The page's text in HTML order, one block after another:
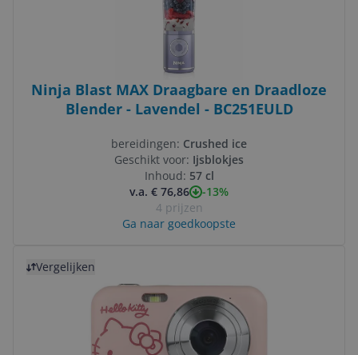
Ninja Blast MAX Draagbare en Draadloze
Blender - Lavendel - BC251EULD
bereidingen: Crushed ice
Geschikt voor: Ijsblokjes
Inhoud: 57 cl
v.a. € 76,86
-13%
4 prijzen
Ga naar goedkoopste
Vergelijken